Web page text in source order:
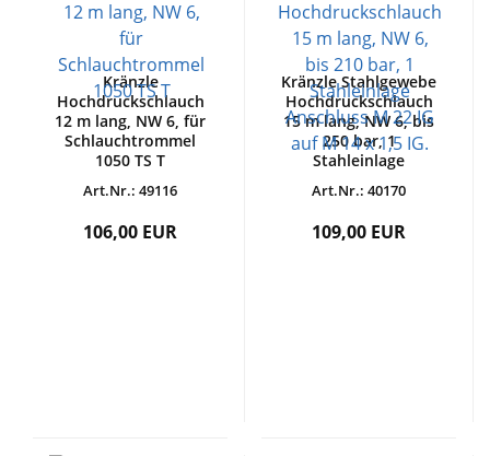
Kränzle
Hochdruckschlauch
12 m lang, NW 6, für
Schlauchtrommel
1050 TS T
Art.Nr.: 49116
106,00 EUR
Kränzle Stahlgewebe
Hochdruckschlauch
15 m lang, NW 6, bis
250 bar, 1
Stahleinlage
auf M 14 x 1,5 IG.
Art.Nr.: 40170
109,00 EUR